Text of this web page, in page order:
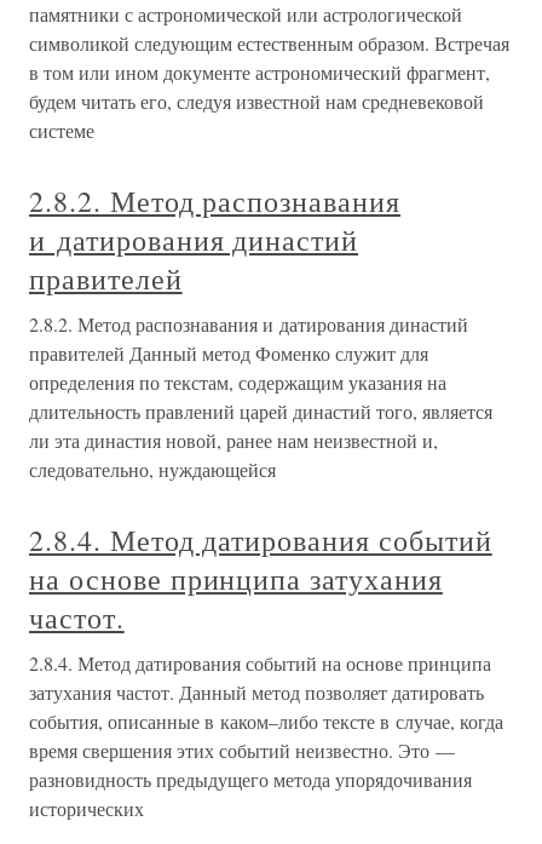
памятники с астрономической или астрологической
символикой следующим естественным образом. Встречая
в том или ином документе астрономический фрагмент,
будем читать его, следуя известной нам средневековой
системе
2.8.2. Метод распознавания
и датирования династий
правителей
2.8.2. Метод распознавания и датирования династий
правителей Данный метод Фоменко служит для
определения по текстам, содержащим указания на
длительность правлений царей династий того, является
ли эта династия новой, ранее нам неизвестной и,
следовательно, нуждающейся
2.8.4. Метод датирования событий
на основе принципа затухания
частот.
2.8.4. Метод датирования событий на основе принципа
затухания частот. Данный метод позволяет датировать
события, описанные в каком–либо тексте в случае, когда
время свершения этих событий неизвестно. Это —
разновидность предыдущего метода упорядочивания
исторических